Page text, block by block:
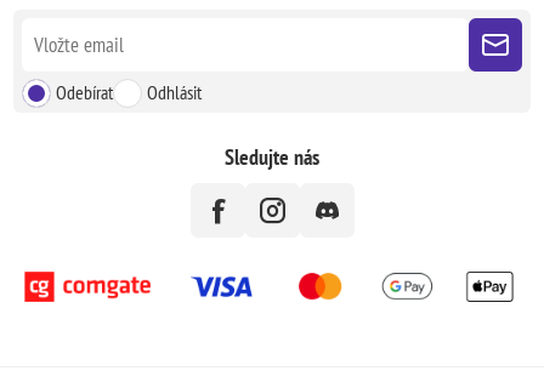
Odebírat Odhlásit
Sledujte nás